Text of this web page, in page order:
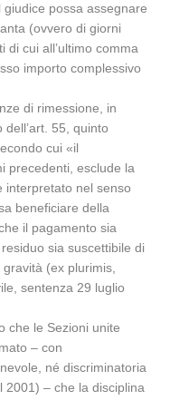
possa assegnare
(ovvero di giorni
di cui all’ultimo comma
importo complessivo
di rimessione, in
55, quinto
cui «il
precedenti, esclude la
interpretato nel senso
beneficiare della
il pagamento sia
sia suscettibile di
(ex plurimis,
sentenza 29 luglio
che le Sezioni unite
– con
né discriminatoria
– che la disciplina